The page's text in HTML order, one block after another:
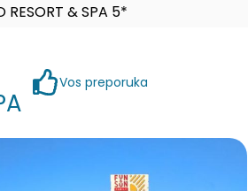
RESORT & SPA 5*
Vos preporuka